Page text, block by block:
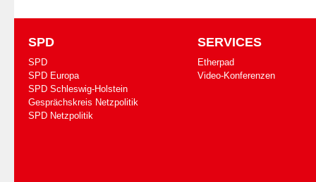
SPD
SPD
SPD Europa
SPD Schleswig-Holstein
Gesprächskreis Netzpolitik
SPD Netzpolitik
SERVICES
Etherpad
Video-Konferenzen